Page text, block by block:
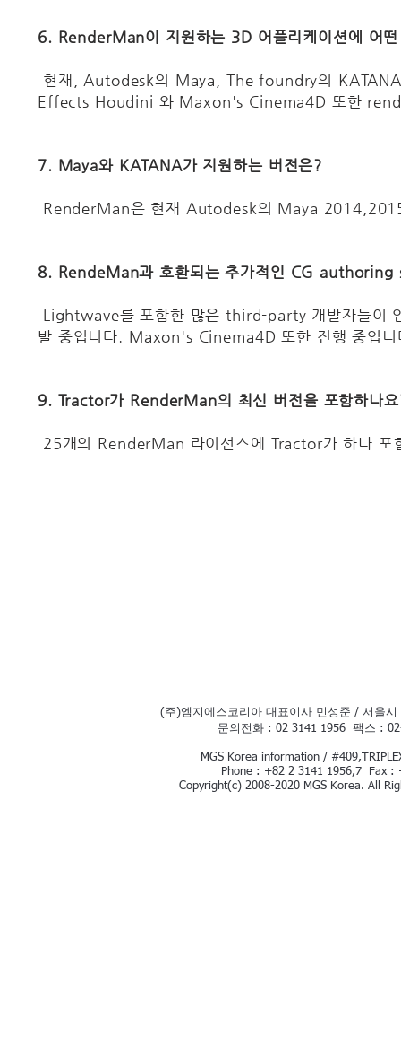
6. RenderMan이 지원하는 3D 어플리케이션에 어
현재, Autodesk의 Maya, The foundry의 KATANA
Effects Houdini 와 Maxon's Cinema4D 또한
7. Maya와 KATANA가 지원하는 버전은?
RenderMan은 현재 Autodesk의 Maya
8. RendeMan과 호환되는 추가적인 CG authoring
Lightwave를 포함한 많은 third-party 개발자들이
발 중입니다. Maxon's Cinema4D 또한 진행 중입니
9. Tractor가 RenderMan의 최신 버전을 포함하나
25개의 RenderMan 라이선스에 Tractor가 하나 포
(주)엠지에스코리아 대표이사 민성준 / 서울
문의전화 : 02 3141 1956 팩스 :
MGS Korea information /
Phone : +82 2 3141 1956,7 Fax
Copyright(c) 2008-2020 MGS Korea. All